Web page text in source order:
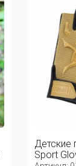
Детские
Sport